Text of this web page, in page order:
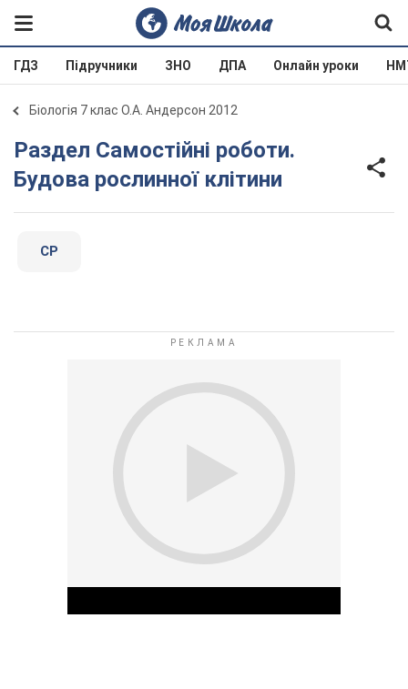
ГДЗ Підручники ЗНО ДПА Онлайн уроки
Біологія 7 клас О.А. Андерсон 2012
Раздел Самостійні роботи.
Будова рослинної клітини
СР